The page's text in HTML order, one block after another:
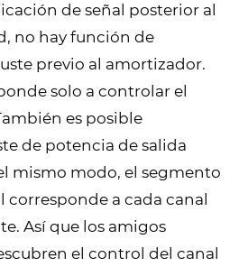
de señal posterior al
no hay función de
previo al amortizador.
solo a controlar el
es posible
de potencia de salida
mismo modo, el segmento
corresponde a cada canal
Así que los amigos
el control del canal